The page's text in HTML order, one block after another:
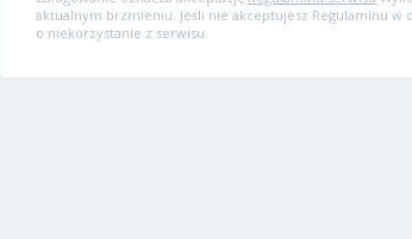
aktualnym brzmieniu. Jeśli nie akceptujesz Regulaminu w
o niekorzystanie z serwisu.